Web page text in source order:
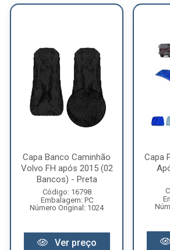
Capa Banco Caminhão
Volvo FH após 2015 (02
Bancos) - Preta
Código: 16798
Embalagem: PC
Número Original: 1024
Ver preço
Capa